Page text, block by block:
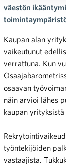
väestön
Kaupan alan
vaikeutunut
verrattuna. Kun
osaavan
näin arvioi lähes
kaupan
työntekijöiden
vastaajista.